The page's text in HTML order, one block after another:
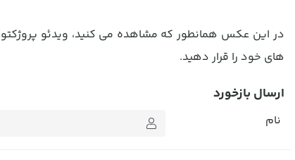
در این عکس همانطور که مشاهده می کنید، ویدئو
های خود را قرار دهید.
ارسال بازخورد
نام